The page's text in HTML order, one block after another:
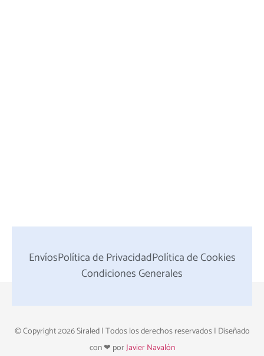
EnvíosPolítica de PrivacidadPolítica de Cookies
Condiciones Generales
© Copyright 2026 Siraled | Todos los derechos reservados | Diseñado
con ❤ porJavier Navalón